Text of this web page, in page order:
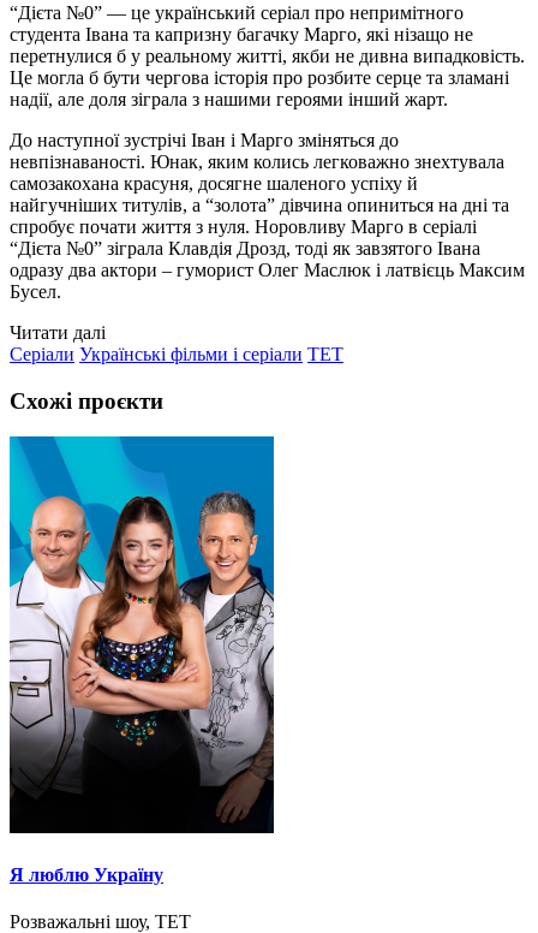
“Дієта №0” — це український серіал про непримітного
студента Івана та капризну багачку Марго, які нізащо не
перетнулися б у реальному житті, якби не дивна випадковість.
Це могла б бути чергова історія про розбите серце та зламані
надії, але доля зіграла з нашими героями інший жарт.
До наступної зустрічі Іван і Марго зміняться до
невпізнаваності. Юнак, яким колись легковажно знехтувала
самозакохана красуня, досягне шаленого успіху й
найгучніших титулів, а “золота” дівчина опиниться на дні та
спробує почати життя з нуля. Норовливу Марго в серіалі
“Дієта №0” зіграла Клавдія Дрозд, тоді як завзятого Івана
одразу два актори – гуморист Олег Маслюк і латвієць Максим
Бусел.
Читати далі
Серіали Українські фільми і серіали ТЕТ
Схожі проєкти
Я люблю Україну
Розважальні шоу, ТЕТ